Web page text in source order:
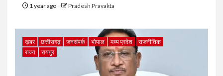
1 year ago Pradesh Pravakta
ख़बर छत्तीसगढ़ जनसंपर्क भोपाल मध्य प्रदेश
राजनीतिक
राज्य
रायपुर